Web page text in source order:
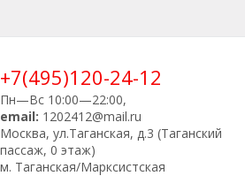
+7(495)120-24-12
Пн—Вс 10:00—22:00,
email: 1202412@mail.ru
Москва, ул.Таганская, д.3 (Таганский
пассаж, 0 этаж)
м. Таганская/Марксистская